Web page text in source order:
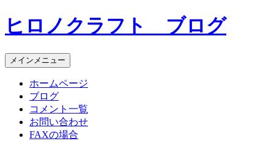
コ
ン
ン
ツ
ヒロノクラフト ブログ
メインメニュー
ホームページ
ブログ
コメント一覧
お問い合わせ
FAXの場合